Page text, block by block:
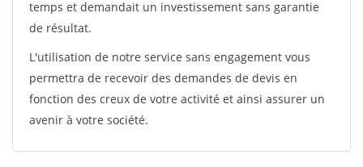
temps et demandait un investissement sans garantie
de résultat.
L'utilisation de notre service sans engagement vous
permettra de recevoir des demandes de devis en
fonction des creux de votre activité et ainsi assurer un
avenir à votre société.